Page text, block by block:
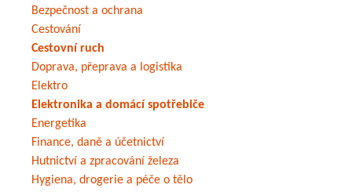
Bezpečnost a ochrana
Cestování
Cestovní ruch
Doprava, přeprava a logistika
Elektro
Elektronika a domácí spotřebiče
Energetika
Finance, daně a účetnictví
Hutnictví a zpracování železa
Hygiena, drogerie a péče o tělo